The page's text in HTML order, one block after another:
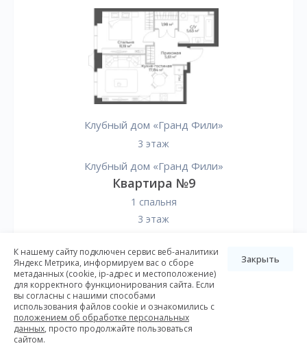
Клубный дом «Гранд Фили»
3 этаж
Клубный дом «Гранд Фили»
Квартира №9
1 спальня
3 этаж
42,25 м
33 773 183
Подробнее
К нашему сайту подключен сервис веб-аналитики
Яндекс Метрика, информируем вас о сборе
метаданных (cookie, ip-адрес и местоположение)
для корректного функционирования сайта. Если
вы согласны с нашими способами
использования файлов cookie и ознакомились с
положением об обработке персональных
данных, просто продолжайте пользоваться
сайтом.
Закрыть